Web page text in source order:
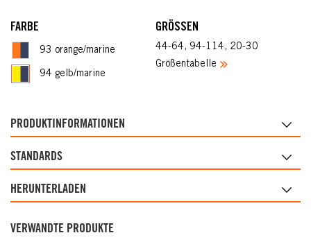
FARBE
93 orange/marine
94 gelb/marine
GRÖSSEN
44-64, 94-114, 20-30
Größentabelle
PRODUKTINFORMATIONEN
STANDARDS
HERUNTERLADEN
VERWANDTE PRODUKTE